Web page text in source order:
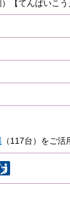
【てんぱいこう
（117台）をご活